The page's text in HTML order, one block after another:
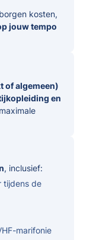
kosten,
jouw tempo
of algemeen)
en
, inclusief:
tijdens de
marifonie